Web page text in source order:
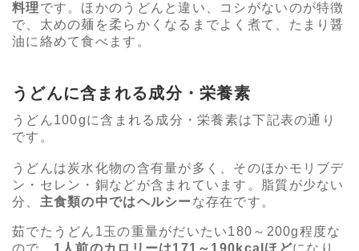
料理 です。ほかのうどんと違い、コシがないのが特徴
で、太めの麺を柔らかくなるまでよく煮て、たまり醤
油に絡めて食べます。
うどんに含まれる成分・栄養素
うどん100gに含まれる成分・栄養素は下記表の通り
です。
うどんは炭水化物の含有量が多く、そのほかモリブデ
ン・セレン・銅などが含まれています。脂質が少ない
分、 主食類の中ではヘルシーな存在です。
茹でたうどん1玉の重量がだいたい180～200g程度な